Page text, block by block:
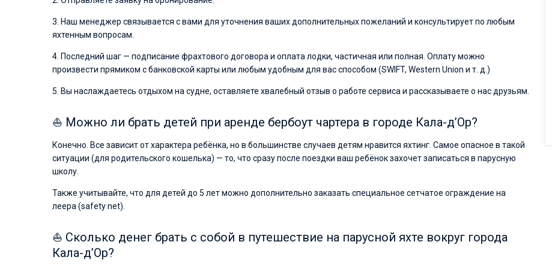
3. Наш менеджер связывается с вами для уточнения ваших дополнительных пожеланий и консультирует по любым
яхтенным вопросам.
4. Последний шаг — подписание фрахтового договора и оплата лодки, частичная или полная. Оплату можно
произвести прямиком с банковской карты или любым удобным для вас способом (SWIFT, Western Union и т. д.)
5. Вы наслаждаетесь отдыхом на судне, оставляете хвалебный отзыв о работе сервиса и рассказываете о нас друзьям.
⛵ Можно ли брать детей при аренде бербоут чартера в городе Кала-д’Ор?
Конечно. Все зависит от характера ребёнка, но в большинстве случаев детям нравится яхтинг. Самое опасное в такой
ситуации (для родительского кошелька) — то, что сразу после поездки ваш ребёнок захочет записаться в парусную
школу.
Также учитывайте, что для детей до 5 лет можно дополнительно заказать специальное сетчатое ограждение на
леера (safety net).
⛵ Сколько денег брать с собой в путешествие на парусной яхте вокруг города
Кала-д’Ор?